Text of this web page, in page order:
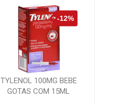
TYLENOL 100MG BEBE
GOTAS COM 15ML